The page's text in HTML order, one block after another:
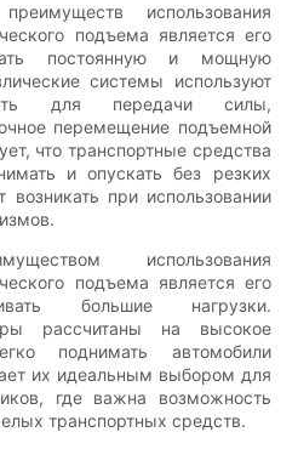
использования
подъема является его
постоянную и мощную
системы используют
для передачи силы,
перемещение подъемной
что транспортные средства
и опускать без резких
при использовании
использования
подъема является его
большие нагрузки.
рассчитаны на высокое
поднимать автомобили
их идеальным выбором для
где важна возможность
транспортных средств.